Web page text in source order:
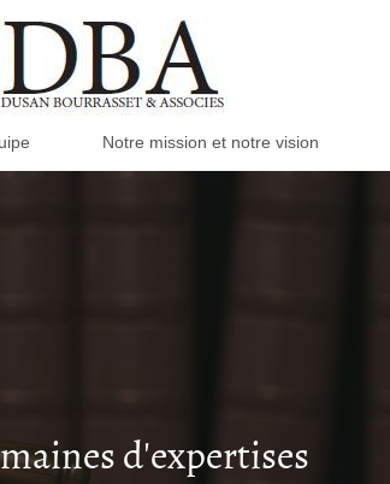
Notre mission et notre vision
d'expertises